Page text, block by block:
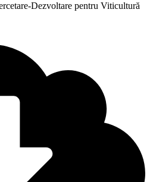
Dezvoltare pentru Viticultură